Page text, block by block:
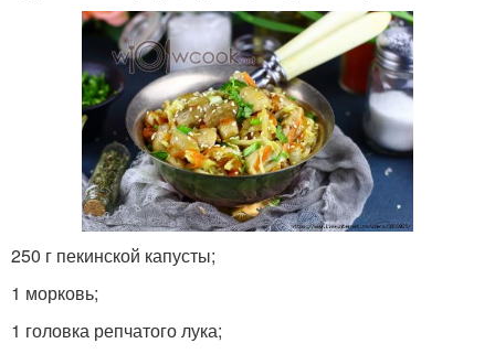
250 г пекинской капусты;
1 морковь;
1 головка репчатого лука;